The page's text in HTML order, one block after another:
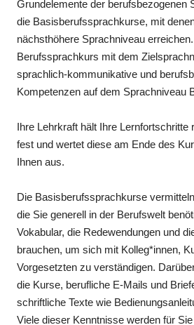
Grundelemente der berufsbezogenen
die Basisberufssprachkurse, mit
nächsthöhere Sprachniveau
Berufssprachkurs mit dem
sprachlich-kommunikative und
Kompetenzen auf dem Sprachniveau
Ihre Lehrkraft hält Ihre Lernfortschritte
fest und wertet diese am Ende des
Ihnen aus.
Die Basisberufssprachkurse
die Sie generell in der Berufswelt
Vokabular, die Redewendungen und
brauchen, um sich mit Kolleg*innen,
Vorgesetzten zu verständigen.
die Kurse, berufliche E-Mails und
schriftliche Texte wie
Viele dieser Kenntnisse werden für